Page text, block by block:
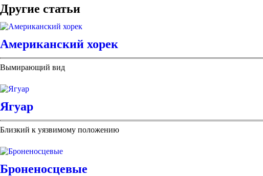
Другие статьи
Американский хорек
Вымирающий вид
Ягуар
Близкий к уязвимому положению
Броненосцевые